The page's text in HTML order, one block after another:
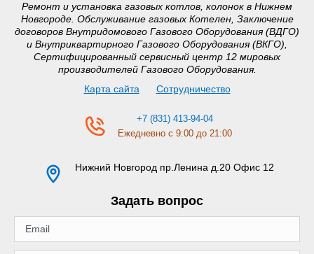
Ремонт и установка газовых котлов, колонок в Нижнем
Новгороде. Обслуживание газовых Котелен, Заключение
договоров Внутридомового Газового Оборудования (ВДГО)
и Внутриквартирного Газового Оборудования (ВКГО),
Сертифицированный сервисный центр 12 мировых
производителей Газового Оборудования.
Карта сайта
Сотрудничество
+7 (831) 413-94-04
Ежедневно с 9:00 до 21:00
Нижний Новгород пр.Ленина д.20 Офис 12
Задать вопрос